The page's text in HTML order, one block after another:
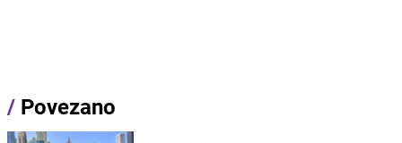
/ Povezano